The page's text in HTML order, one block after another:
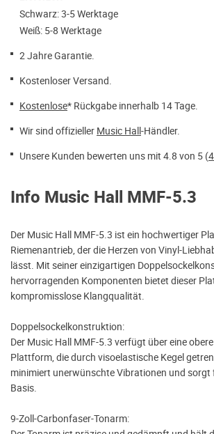
Schwarz: 3-5 Werktage
Weiß: 5-8 Werktage
2 Jahre Garantie.
Kostenloser Versand.
Kostenlose* Rückgabe innerhalb 14 Tage.
Wir sind offizieller Music Hall-Händler.
Unsere Kunden bewerten uns mit 4.8 von 5 (
Info Music Hall MMF-5.3
Der Music Hall MMF-5.3 ist ein hochwertiger
Riemenantrieb, der die Herzen von Vinyl-
lässt. Mit seiner einzigartigen
hervorragenden Komponenten bietet dieser
kompromisslose Klangqualität.
Doppelsockelkonstruktion:
Der Music Hall MMF-5.3 verfügt über eine
Plattform, die durch visoelastische Kegel
minimiert unerwünschte Vibrationen und sorgt
Basis.
9-Zoll-Carbonfaser-Tonarm: